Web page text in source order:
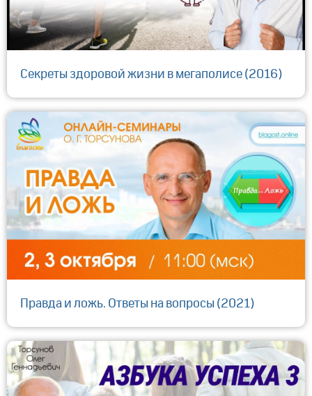
Секреты здоровой жизни в мегаполисе (2016)
Правда и ложь. Ответы на вопросы (2021)